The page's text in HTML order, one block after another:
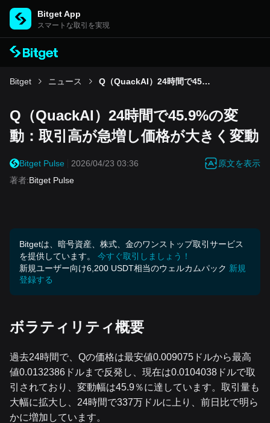
Bitget App
スマートな取引を実現
Bitget ニュース Q（QuackAI）24時間で45.9%の変動：取引高が急増し価格が大きく変動
Q（QuackAI）24時間で45.9%の変
動：取引高が急増し価格が大きく変動
Bitget Pulse 2026/04/23 03:36
原文を表示
著者:Bitget Pulse
Bitgetは、暗号資産、株式、金のワンストップ取引サービス
を提供しています。
今すぐ取引しましょう！
新規ユーザー向け6,200 USDT相当のウェルカムパック 新規
登録する
ボラティリティ概要
過去24時間で、Qの価格は最安値0.009075ドルから最高
値0.0132386ドルまで反発し、現在は0.0104038ドルで取
引されており、変動幅は45.9％に達しています。取引量も
大幅に拡大し、24時間で337万ドルに上り、前日比で明ら
かに増加しています。